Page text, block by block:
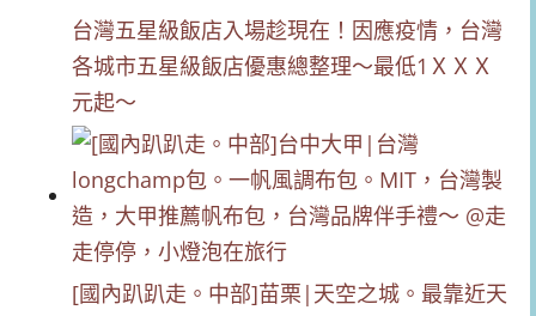
台灣五星級飯店入場趁現在！因應疫情，台灣
各城市五星級飯店優惠總整理～最低1ＸＸＸ
元起～
[國內趴趴走。中部]苗栗|天空之城。最靠近天